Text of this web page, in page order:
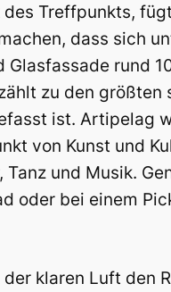
Treffpunkts,
dass sich
Glasfassade rund
zu den größten
ist. Artipelag
von Kunst und
und Musik.
oder bei einem
klaren Luft den